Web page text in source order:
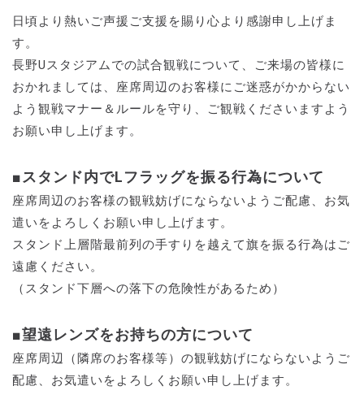
日頃より熱いご声援ご支援を賜り心より感謝申し上げま
す。
長野Uスタジアムでの試合観戦について、ご来場の皆様に
おかれましては、座席周辺のお客様にご迷惑がかからない
よう観戦マナー＆ルールを守り、ご観戦くださいますよう
お願い申し上げます。
■スタンド内でLフラッグを振る行為について
座席周辺のお客様の観戦妨げにならないようご配慮、お気
遣いをよろしくお願い申し上げます。
スタンド上層階最前列の手すりを越えて旗を振る行為はご
遠慮ください。
（スタンド下層への落下の危険性があるため）
■望遠レンズをお持ちの方について
座席周辺（隣席のお客様等）の観戦妨げにならないようご
配慮、お気遣いをよろしくお願い申し上げます。